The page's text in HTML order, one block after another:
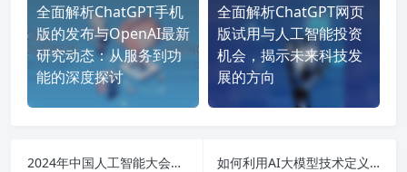
全面解析ChatGPT手机
版的发布与OpenAI最新
研究动态：从服务到功
能的深度探讨
全面解析ChatGPT网页
版试用与人工智能投资
机会，揭示未来科技发
展的方向
2024年中国人工智能大会：探索AI发展的新时代与未来十倍潜力的产业趋势
如何利用AI大模型技术定义未来，摆脱行业限制实现创新飞跃！